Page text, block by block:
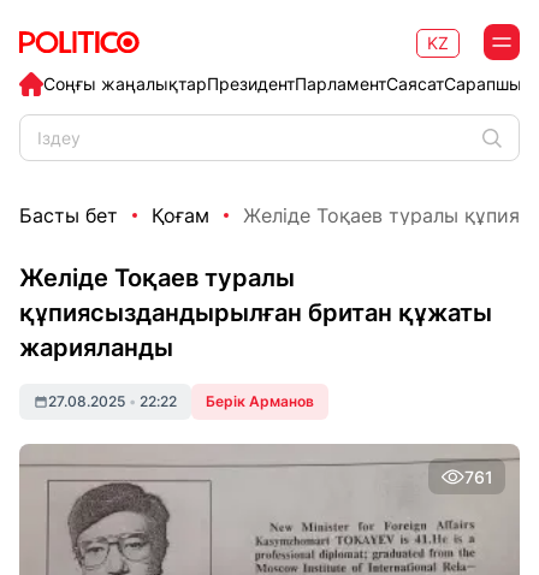
Соңғы жаңалықтарПрезидентПарламентСаясат
KZ
Басты бет Қоғам Желіде Тоқаев туралы
Желіде Тоқаев туралы
құпиясыздандырылған британ құжаты
жарияланды
27.08.2025 • 22:22 Берік Арманов
761